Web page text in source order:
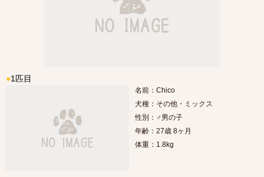
●1匹目
名前：Chico
犬種：その他・ミックス
性別：♂男の子
年齢：27歳 8ヶ月
体重：1.8kg